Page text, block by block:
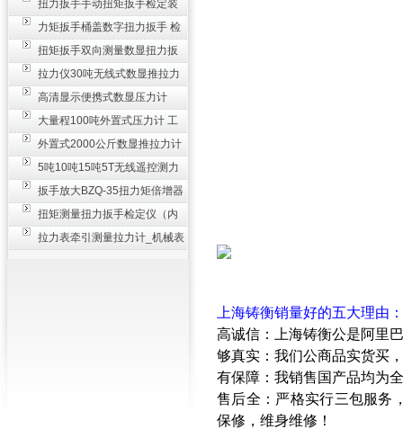
_0.3级数显压力仪
扭力扳手手动扭矩扳手检定装
置 50-100N扳手测量仪器
力矩扳手桶盖数字扭力扳手 检
测瓶盖拧紧扭矩工具
扭矩扳手双向测量数显扭力扳
手 2000N,m力矩扳手价格
拉力仪30吨无线式数显推拉力
计 数字显示测力计80T
高清显示便携式数显压力计
300N500n_手持电子测力计
大量程100吨外置式压力计 工
业用数显测力计价格
外置式2000公斤数显推拉力计
_数字拉力压力测试仪
5吨10吨15吨5T无线遥控测力
计_带遥控电子拉力计数显式
扳手放大BZQ-35扭力矩倍增器
_3500牛米扭力倍力器仪
扭矩测量扭力扳手检定仪（内
置打印） 扭矩检验仪器
拉力表牵引测量拉力计_机械表
上海铸衡销量好的五大理由：
高诚信：上海铸衡公是阿里
够真实：我们公商品实货买
有保障：我销售国产品均为
售后全：严格实行三包服务
保修，维身维修！